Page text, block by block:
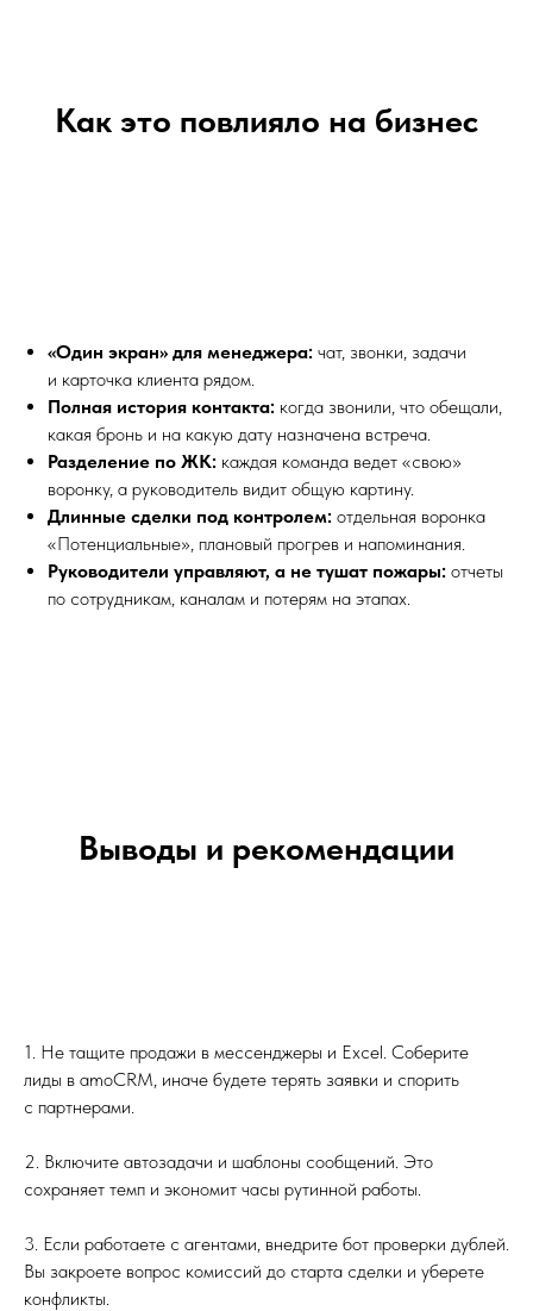
Как это повлияло на бизнес
«Один экран» для менеджера: чат, звонки, задачи
и карточка клиента рядом.
Полная история контакта: когда звонили, что обещали,
какая бронь и на какую дату назначена встреча.
Разделение по ЖК: каждая команда ведет «свою»
воронку, а руководитель видит общую картину.
Длинные сделки под контролем: отдельная воронка
«Потенциальные», плановый прогрев и напоминания.
Руководители управляют, а не тушат пожары: отчеты
по сотрудникам, каналам и потерям на этапах.
Выводы и рекомендации
1. Не тащите продажи в мессенджеры и Excel. Соберите
лиды в amoCRM, иначе будете терять заявки и спорить
с партнерами.
2. Включите автозадачи и шаблоны сообщений. Это
сохраняет темп и экономит часы рутинной работы.
3. Если работаете с агентами, внедрите бот проверки дублей.
Вы закроете вопрос комиссий до старта сделки и уберете
конфликты.